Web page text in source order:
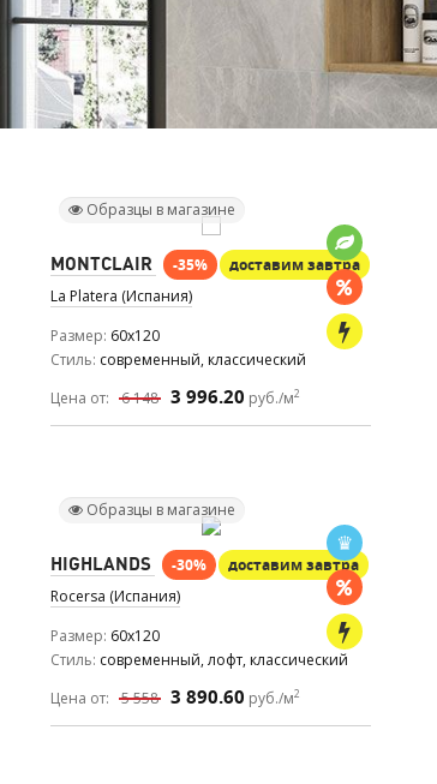
Образцы в магазине
MONTCLAIR -35%
доставим завтра
La Platera (Испания)
Размер 60x120
Стиль современный, классический
Цена от:
6 148 3 996.20 руб./м2
Образцы в магазине
HIGHLANDS -30%
доставим завтра
Rocersa (Испания)
Размер 60x120
Стиль современный, лофт, классический
Цена от:
5 558 3 890.60 руб./м2